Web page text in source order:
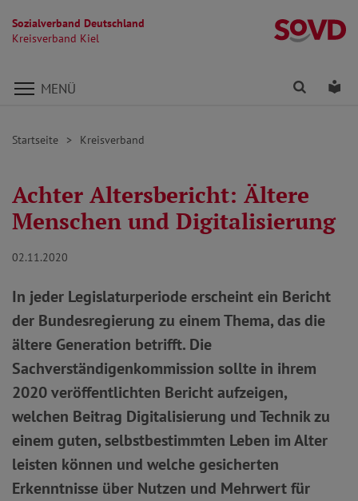
Sozialverband Deutschland
Kreisverband Kiel
Direkt zu den Inhalten springen
MENÜ Finden
Startseite Kreisverband
Achter Altersbericht: Ältere
Menschen und Digitalisierung
02.11.2020
In jeder Legislaturperiode erscheint ein Bericht
der Bundesregierung zu einem Thema, das die
ältere Generation betrifft. Die
Sachverständigenkommission sollte in ihrem
2020 veröffentlichten Bericht aufzeigen,
welchen Beitrag Digitalisierung und Technik zu
einem guten, selbstbestimmten Leben im Alter
leisten können und welche gesicherten
Erkenntnisse über Nutzen und Mehrwert für